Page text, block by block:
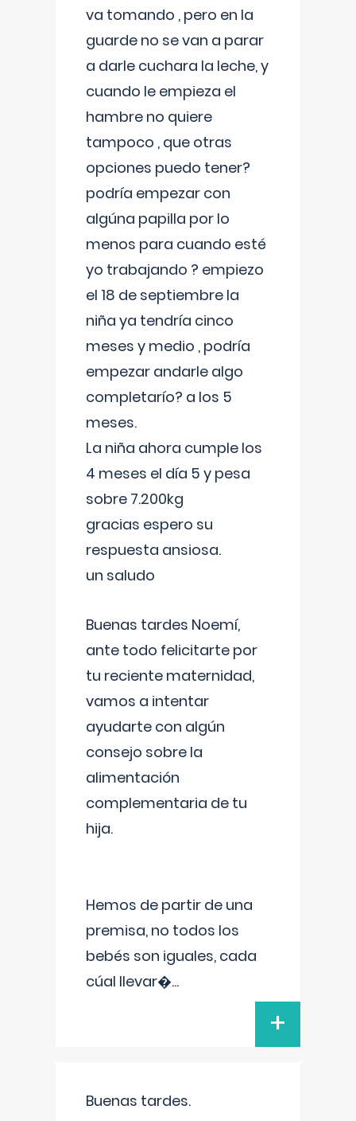
va tomando , pero en la
guarde no se van a parar
a darle cuchara la leche, y
cuando le empieza el
hambre no quiere
tampoco , que otras
opciones puedo tener?
podría empezar con
algúna papilla por lo
menos para cuando esté
yo trabajando ? empiezo
el 18 de septiembre la
niña ya tendría cinco
meses y medio , podría
empezar andarle algo
completarío? a los 5
meses.
La niña ahora cumple los
4 meses el día 5 y pesa
sobre 7.200kg
gracias espero su
respuesta ansiosa.
un saludo
Buenas tardes Noemí,
ante todo felicitarte por
tu reciente maternidad,
vamos a intentar
ayudarte con algún
consejo sobre la
alimentación
complementaria de tu
hija.
Hemos de partir de una
premisa, no todos los
bebés son iguales, cada
cúal llevar�...
+
Buenas tardes.